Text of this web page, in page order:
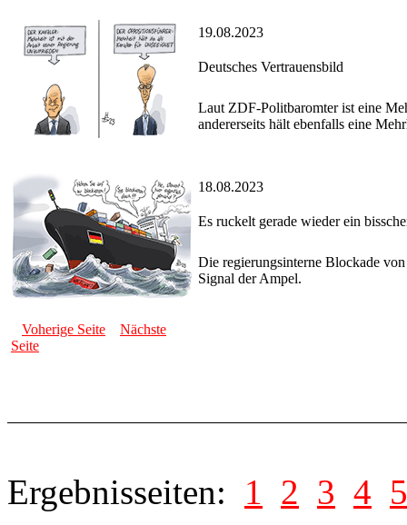
19.08.2023
Deutsches Vertrauensbild
Laut ZDF-Politbaromter ist eine
andererseits hält ebenfalls eine
18.08.2023
Es ruckelt gerade wieder ein
Die regierungsinterne Blockade
Signal der Ampel.
Voherige Seite
Nächste
Seite
Ergebnisseiten: 1 2 3 4 5